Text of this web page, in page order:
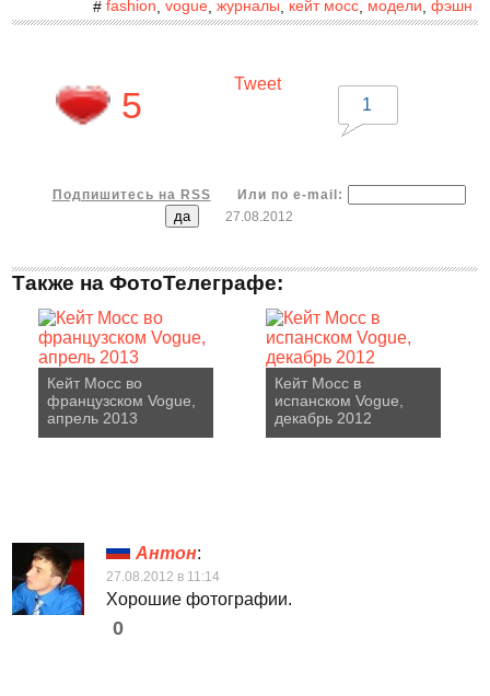
# fashion vogue, журналы кейт мосс, модели фэшн
5
Tweet
1
Подпишитесь на RSS
Или по e-mail:
27.08.2012
Также на ФотоТелеграфе:
Кейт Мосс во
французском Vogue,
апрель 2013
Кейт Мосс в
испанском Vogue,
декабрь 2012
Антон:
27.08.2012 в 11:14
Хорошие фотографии.
0